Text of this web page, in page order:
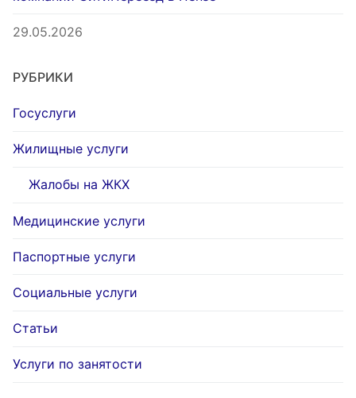
29.05.2026
РУБРИКИ
Госуслуги
Жилищные услуги
Жалобы на ЖКХ
Медицинские услуги
Паспортные услуги
Социальные услуги
Статьи
Услуги по занятости